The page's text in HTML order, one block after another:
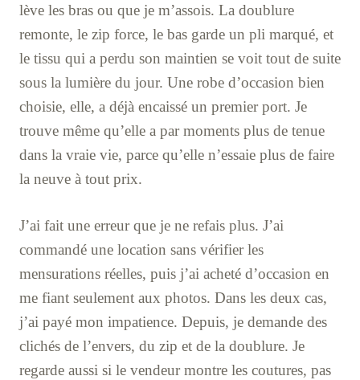
lève les bras ou que je m’assois. La doublure
remonte, le zip force, le bas garde un pli marqué, et
le tissu qui a perdu son maintien se voit tout de suite
sous la lumière du jour. Une robe d’occasion bien
choisie, elle, a déjà encaissé un premier port. Je
trouve même qu’elle a par moments plus de tenue
dans la vraie vie, parce qu’elle n’essaie plus de faire
la neuve à tout prix.
J’ai fait une erreur que je ne refais plus. J’ai
commandé une location sans vérifier les
mensurations réelles, puis j’ai acheté d’occasion en
me fiant seulement aux photos. Dans les deux cas,
j’ai payé mon impatience. Depuis, je demande des
clichés de l’envers, du zip et de la doublure. Je
regarde aussi si le vendeur montre les coutures, pas